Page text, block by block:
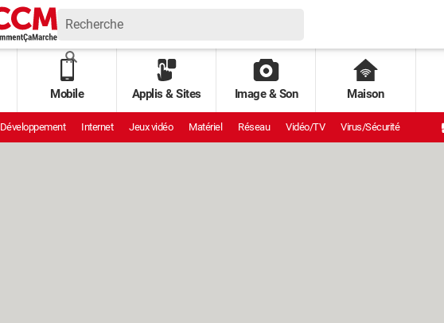
Mobile Applis & Sites Image & Son Maison
Développement Internet Jeux vidéo Matériel Réseau Vidéo/TV Virus/Sécurité